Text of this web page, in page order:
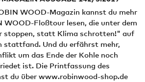
WOOD-Magazin kannst du mehr
WOOD-Floßtour lesen, die unter dem
stoppen, statt Klima schrotten!" auf
stattfand. Und du erfährst mehr,
um das Ende der Kohle noch
ist. Die Printfassung des
du über www.robinwood-shop.de